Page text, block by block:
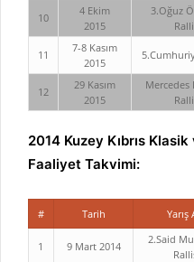
10
4 Ekim
2015
3.Oğuz
11
7-8 Kasım
2015
12
29 Kasım
2015
Mercedes
2014 Kuzey Kıbrıs
Faaliyet Takvimi:
# Tarih Yarış
1 9 Mart 2014
2.Said